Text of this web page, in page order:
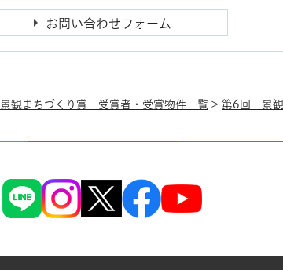
景観まちづくり賞 受賞者・受賞物件一覧 > 第6回 景観